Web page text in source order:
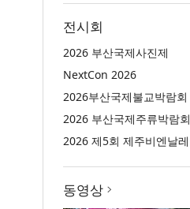
전시회
2026 부산국제사진제
NextCon 2026
2026부산국제불교박람회
2026 부산국제주류박람회
2026 제5회 제주비엔날레
동영상